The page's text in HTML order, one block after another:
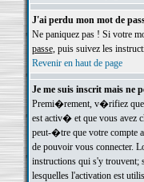
J'ai perdu mon mot de
Ne paniquez pas ! Si votre
passe, puis suivez les
Revenir en haut de page
Je me suis inscrit mais ne
Premi�rement, v�rifiez que
est activ� et que vous avez
peut-�tre que votre compte
de pouvoir vous connecter.
instructions qui s'y trouvent;
lesquelles l'activation est